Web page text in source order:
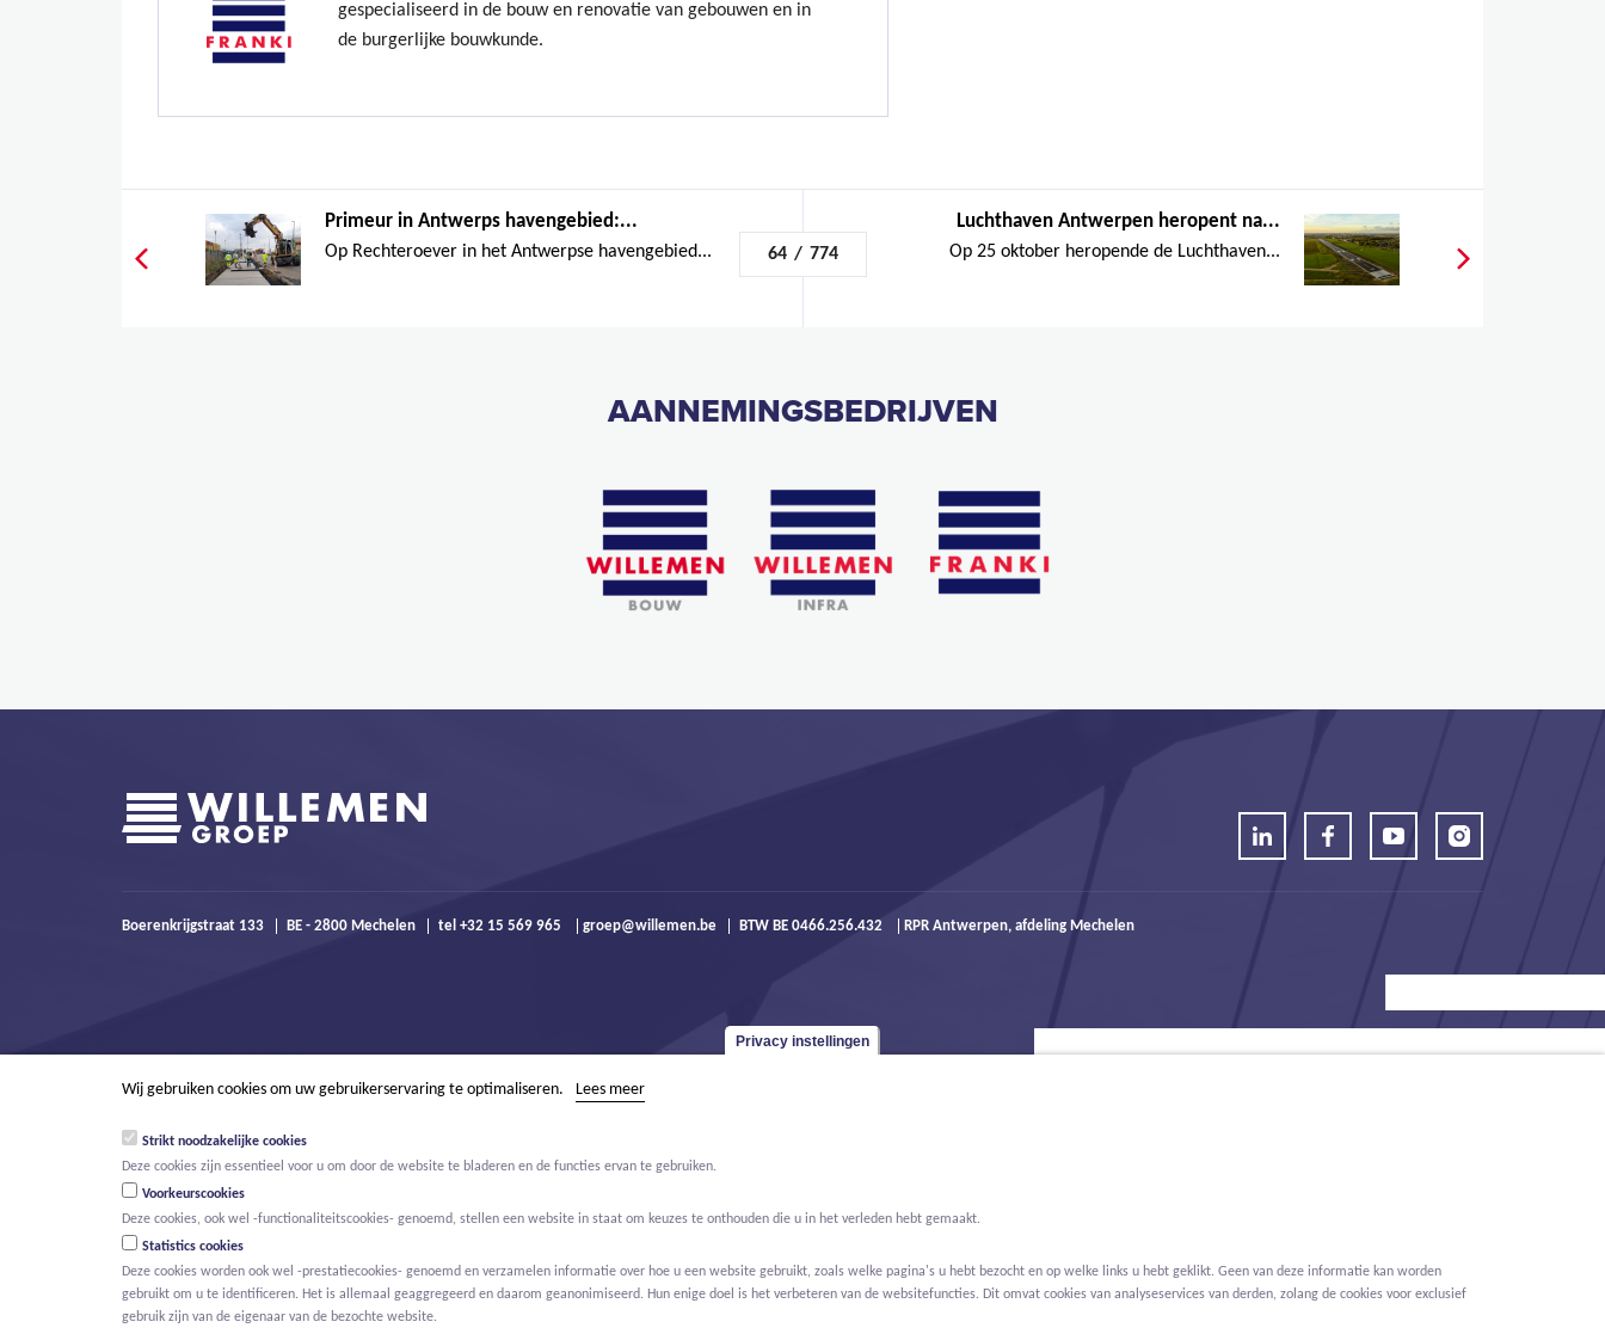
gespecialiseerd in de bouw en renovatie van gebouwen en in
de burgerlijke bouwkunde.
Primeur in Antwerps havengebied:...
Op Rechteroever in het Antwerpse havengebied... 64 / 774
Luchthaven Antwerpen heropent na...
Op 25 oktober heropende de Luchthaven...
AANNEMINGSBEDRIJVEN
Boerenkrijgstraat 133 BE - 2800 Mechelen tel +32 15 569 965 groep@willemen.be BTW BE 0466.256.432 RPR Antwerpen, afdeling Mechelen
© Willemen Groep Activiteiten Projecten Innovatie
Privacy instellingen
Wij gebruiken cookies om uw gebruikerservaring te optimaliseren. Lees meer
Strikt noodzakelijke cookies
Deze cookies zijn essentieel voor u om door de website te bladeren en de functies ervan te gebruiken.
Voorkeurscookies
Deze cookies, ook wel -functionaliteitscookies- genoemd, stellen een website in staat om keuzes te onthouden die u in het verleden hebt gemaakt.
Statistics cookies
Deze cookies worden ook wel -prestatiecookies- genoemd en verzamelen informatie over hoe u een website gebruikt, zoals welke pagina's u hebt bezocht en op welke links u hebt geklikt. Geen van deze informatie kan worden
gebruikt om u te identificeren. Het is allemaal geaggregeerd en daarom geanonimiseerd. Hun enige doel is het verbeteren van de websitefuncties. Dit omvat cookies van analyseservices van derden, zolang de cookies voor exclusief
gebruik zijn van de eigenaar van de bezochte website.